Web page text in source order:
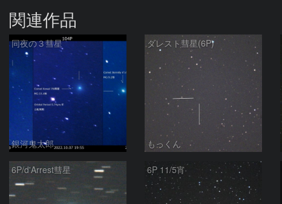
関連作品
同夜の３彗星
銀河鬼太郎
ダレスト彗星(6P)
もっくん
6P/d'Arrest彗星 6P 11/5宵